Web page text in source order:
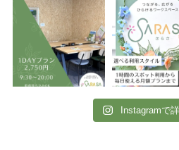
Instagramで